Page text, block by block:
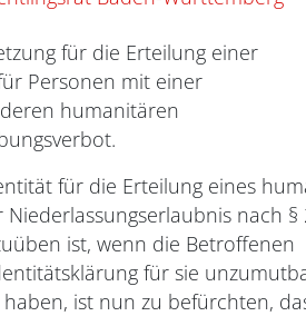
für die Erteilung einer
Personen mit einer
humanitären
für die Erteilung eines
nach §
ist, wenn die Betroffenen
für sie
ist nun zu befürchten,